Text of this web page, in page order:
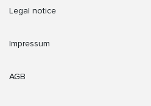
Legal notice
Impressum
AGB